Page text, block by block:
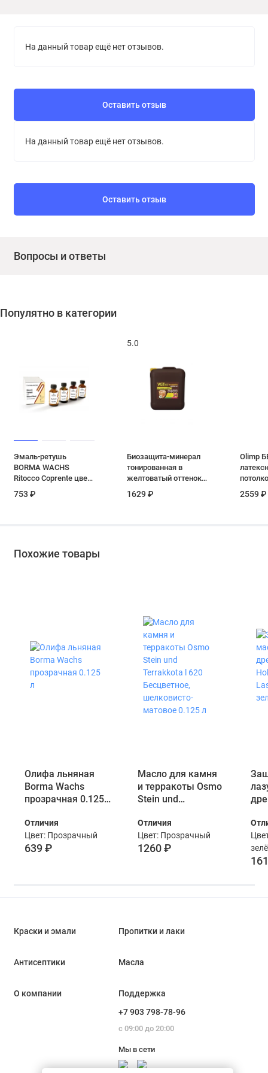
На данный товар ещё нет отзывов.
Оставить отзыв
На данный товар ещё нет отзывов.
Оставить отзыв
Вопросы и ответы
Популятно в категории
Эмаль-ретушь
BORMA WACHS
Ritocco Coprente цвет
кг
753 ₽
5.0
Биозащита-минерал
тонированная в
желтоватый оттенок
1629 ₽
Olimp
2559 ₽
Похожие товары
Олифа льняная
Borma Wachs
прозрачная 0.125
Отличия
Цвет: Прозрачный
639 ₽
Масло для камня
и терракоты Osmo
Stein und
Бесцветное,
шелковисто-
матовое 0.125 л
Отличия
Цвет: Прозрачный
1260 ₽
Краски и эмали Пропитки и лаки
Антисептики Масла
О компании
Поддержка
+7 903 798-78-96
с 09:00 до 20:00
Мы в сети